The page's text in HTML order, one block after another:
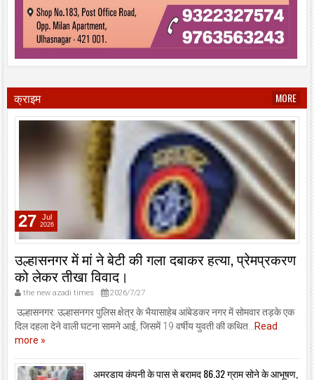
क्राइम MORE
27 Jul
2026
उल्हासनगर में मां ने बेटी की गला दबाकर हत्या, प्रेमप्रकरण
को लेकर तीखा विवाद।
the new azadi times 2026/7/27
उल्हासनगर: उल्हासनगर पुलिस क्षेत्र के भैयासाहेब आंबेडकर नगर में सोमवार तड़के एक
दिल दहला देने वाली घटना सामने आई, जिसमें 19 वर्षीय युवती की कथित...
Read
more »
अमरडाय कंपनी के पास से बरामद 86.32 ग्राम सोने के आभूषण,